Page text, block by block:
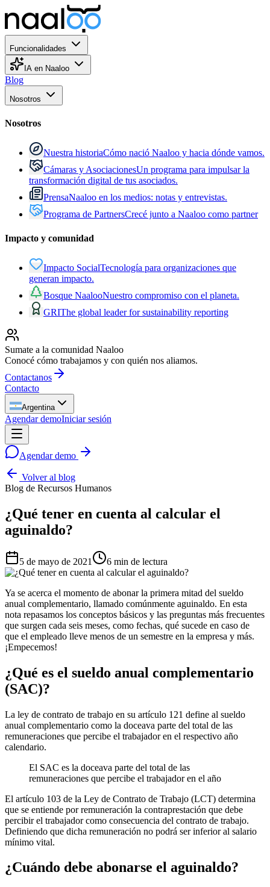
Funcionalidades
IA en Naaloo
Blog
Nosotros
Nosotros
Nuestra historiaCómo nació Naaloo y hacia dónde vamos.
Cámaras y AsociacionesUn programa para impulsar la
transformación digital de tus asociados.
PrensaNaaloo en los medios: notas y entrevistas.
Programa de PartnersCrecé junto a Naaloo como partner
Impacto y comunidad
Impacto SocialTecnología para organizaciones que
generan impacto.
Bosque NaalooNuestro compromiso con el planeta.
GRIThe global leader for sustainability reporting
Sumate a la comunidad Naaloo
Conocé cómo trabajamos y con quién nos aliamos.
Contactanos
Contacto
Argentina
Agendar demoIniciar sesión
Agendar demo
Volver al blog
Blog de Recursos Humanos
¿Qué tener en cuenta al calcular el
aguinaldo?
5 de mayo de 2021 6 min de lectura
Ya se acerca el momento de abonar la primera mitad del sueldo
anual complementario, llamado comúnmente aguinaldo. En esta
nota repasamos los conceptos básicos y las preguntas más frecuentes
que surgen cada seis meses, como fechas, qué sucede en caso de
que el empleado lleve menos de un semestre en la empresa y más.
¡Empecemos!
¿Qué es el sueldo anual complementario
(SAC)?
La ley de contrato de trabajo en su artículo 121 define al sueldo
anual complementario como la doceava parte del total de las
remuneraciones que percibe el trabajador en el respectivo año
calendario.
El SAC es la doceava parte del total de las
remuneraciones que percibe el trabajador en el año
El artículo 103 de la Ley de Contrato de Trabajo (LCT) determina
que se entiende por remuneración la contraprestación que debe
percibir el trabajador como consecuencia del contrato de trabajo.
Definiendo que dicha remuneración no podrá ser inferior al salario
mínimo vital.
¿Cuándo debe abonarse el aguinaldo?